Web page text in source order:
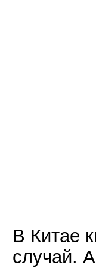
В Китае
случай.